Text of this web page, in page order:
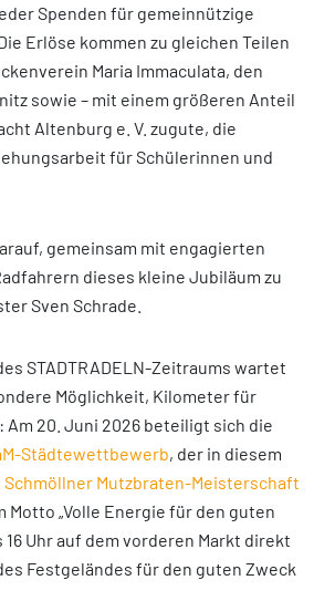
Spenden für gemeinnützige
Erlöse kommen zu gleichen Teilen
Maria Immaculata, den
sowie – mit einem größeren Anteil
Altenburg e. V. zugute, die
für Schülerinnen und
gemeinsam mit engagierten
dieses kleine Jubiläum zu
Sven Schrade.
STADTRADELN-Zeitraums wartet
Möglichkeit, Kilometer für
Am 20. Juni 2026 beteiligt sich die
Städtewettbewerb, der in diesem
Schmöllner Mutzbraten-Meisterschaft
„Volle Energie für den guten
16 Uhr auf dem vorderen Markt direkt
Festgeländes für den guten Zweck